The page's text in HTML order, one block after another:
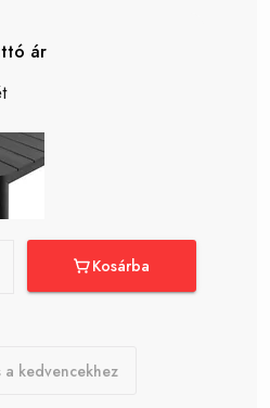
ár
Kosárba
a kedvencekhez